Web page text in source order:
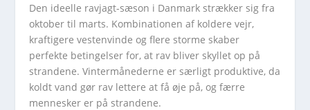
Den ideelle ravjagt-sæson i Danmark strækker sig fra
oktober til marts. Kombinationen af koldere vejr,
kraftigere vestenvinde og flere storme skaber
perfekte betingelser for, at rav bliver skyllet op på
strandene. Vintermånederne er særligt produktive, da
koldt vand gør rav lettere at få øje på, og færre
mennesker er på strandene.